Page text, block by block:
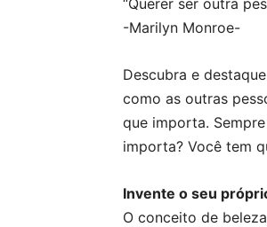
“Querer ser outra
-Marilyn Monroe-
Descubra e
como as outras
que importa.
importa? Você tem
Invente o seu
O conceito de